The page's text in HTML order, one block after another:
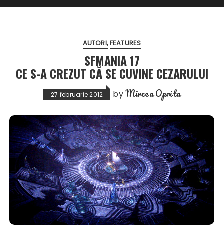
AUTORI FEATURES
SFMANIA 17
CE S-A CREZUT CĂ SE CUVINE CEZARULUI
27 februarie 2012 byMircea Oprita